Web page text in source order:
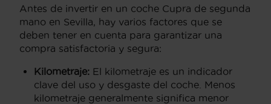
Antes de invertir en un coche Cupra de segunda
mano en Sevilla, hay varios factores que se
deben tener en cuenta para garantizar una
compra satisfactoria y segura:
Kilometraje: El kilometraje es un indicador
clave del uso y desgaste del coche. Menos
kilometraje generalmente significa menor